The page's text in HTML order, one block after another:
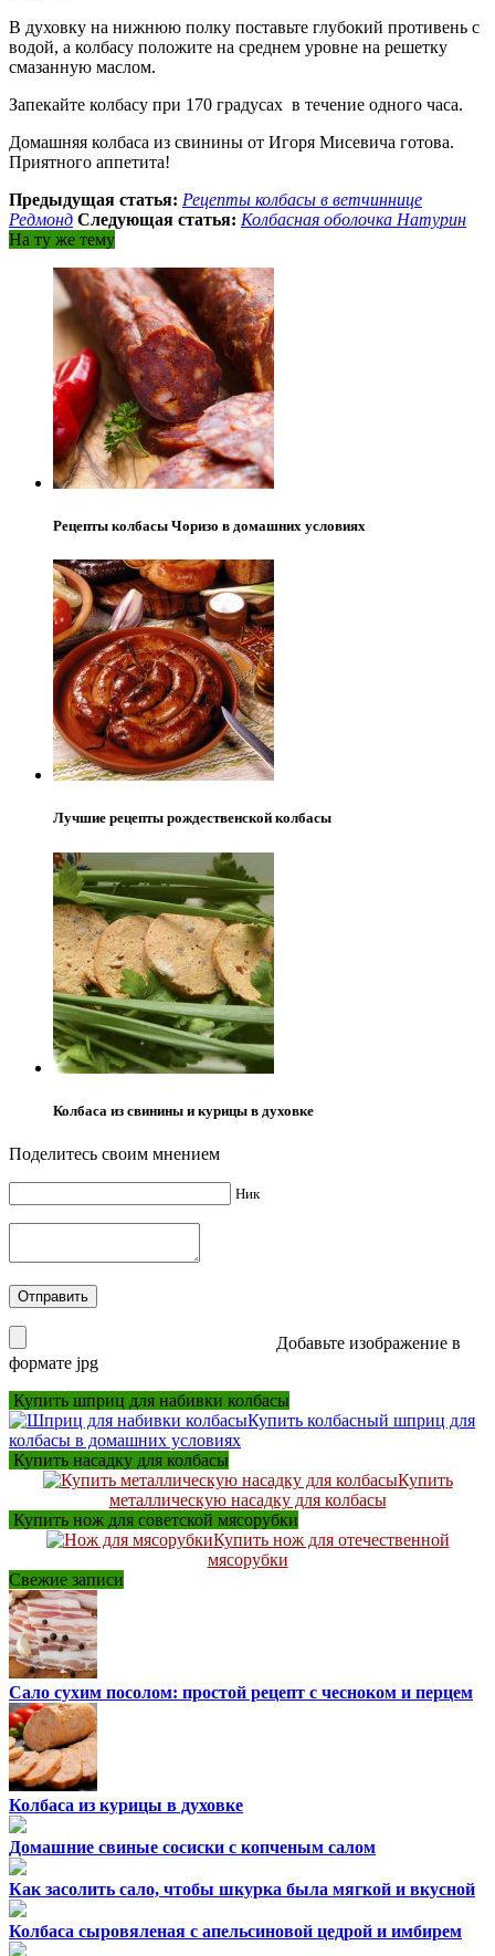
В духовку на нижнюю полку поставьте глубокий противень с
водой, а колбасу положите на среднем уровне на решетку
смазанную маслом.
Запекайте колбасу при 170 градусах в течение одного часа.
Домашняя колбаса из свинины от Игоря Мисевича готова.
Приятного аппетита!
Предыдущая статья: Рецепты колбасы в ветчиннице
Редмонд Следующая статья: Колбасная оболочка Натурин
На ту же тему
Рецепты колбасы Чоризо в домашних условиях
Лучшие рецепты рождественской колбасы
Колбаса из свинины и курицы в духовке
Поделитесь своим мнением
Ник
Добавьте изображение в
формате jpg
Купить шприц для набивки колбасы
Купить колбасный шприц для
колбасы в домашних условиях
Купить насадку для колбасы
Купить
металлическую насадку для колбасы
Купить нож для советской мясорубки
Купить нож для отечественной
мясорубки
Свежие записи
Сало сухим посолом: простой рецепт с чесноком и перцем
Колбаса из курицы в духовке
Домашние свиные сосиски с копченым салом
Как засолить сало, чтобы шкурка была мягкой и вкусной
Колбаса сыровяленая с апельсиновой цедрой и имбирем